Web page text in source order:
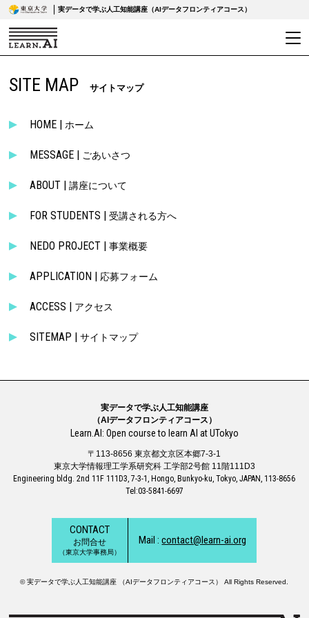
実データで学ぶ人工知能講座（AIデータフロンティアコース）
SITE MAP サイトマップ
HOME |ホーム
MESSAGE | ごあいさつ
ABOUT |講座について
FOR STUDENTS |受講される方へ
NEDO PROJECT |事業概要
APPLICATION | 応募フォーム
ACCESS | アクセス
SITEMAP |サイトマップ
実データで学ぶ人工知能講座
（AIデータフロンティアコース）
Learn.AI: Open course to learn AI at UTokyo
〒113-8656 東京都文京区本郷7-3-1
東京大学情報理工学系研究科 工学部2号館 11階111D3
Engineering bldg. 2nd 11F 111D3, 7-3-1, Hongo, Bunkyo-ku, Tokyo, JAPAN, 113-8656
Tel:03-5841-6697
CONTACT
お問合せ
（東京大学事務局）
Mail :contact@learn-ai.org
© 実データで学ぶ人工知能講座 （AIデータフロンティアコース） All Rights Reserved.